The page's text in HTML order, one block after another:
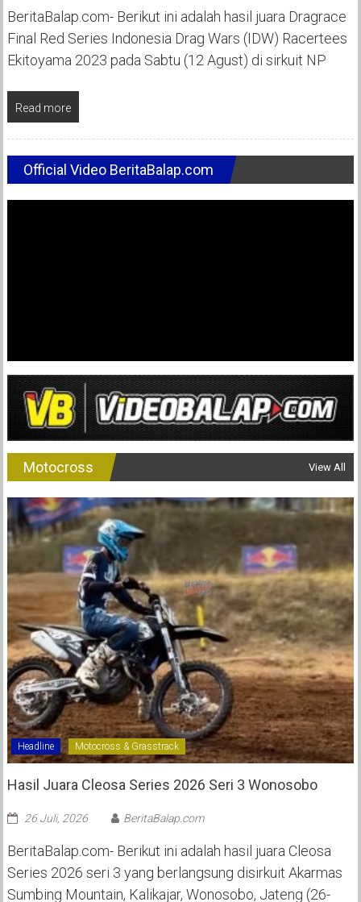
BeritaBalap.com- Berikut ini adalah hasil juara Dragrace
Final Red Series Indonesia Drag Wars (IDW) Racertees
Ekitoyama 2023 pada Sabtu (12 Agust) di sirkuit NP
Read more
Official Video BeritaBalap.com
Motocross View All
Headline Motocross & Grasstrack
Hasil Juara Cleosa Series 2026 Seri 3 Wonosobo ‎
26 Juli, 2026 BeritaBalap.com
BeritaBalap.com- Berikut ini adalah hasil juara Cleosa
Series 2026 seri 3 yang berlangsung disirkuit Akarmas
Sumbing Mountain, Kalikajar, Wonosobo, Jateng (26-